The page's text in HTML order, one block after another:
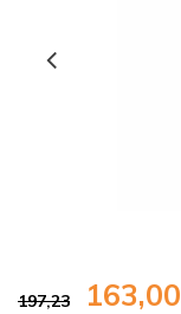
197,23 163,00